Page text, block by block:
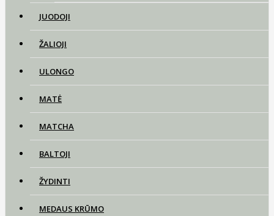
JUODOJI
ŽALIOJI
ULONGO
MATĖ
MATCHA
BALTOJI
ŽYDINTI
MEDAUS KRŪMO